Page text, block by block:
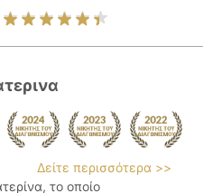
Δείτε περισσότερα >>
το οποίο